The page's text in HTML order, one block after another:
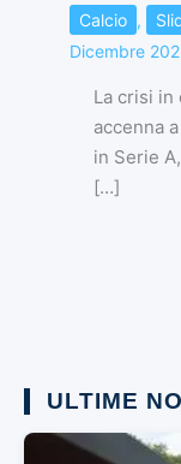
Calcio ,
Dicembre
La crisi in
accenna
in Serie
[…]
ULTIME